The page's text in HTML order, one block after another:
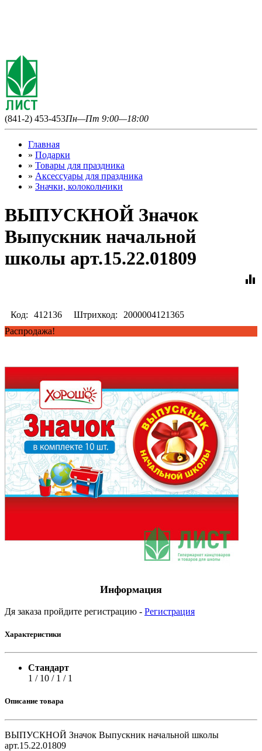
(841-2) 453-453Пн—Пт 9:00—18:00
Главная
» Подарки
» Товары для праздника
» Аксессуары для праздника
» Значки, колокольчики
ВЫПУСКНОЙ Значок
Выпускник начальной
школы арт.15.22.01809
equalizer
Код: 412136 Штрихкод:
2000004121365
Распродажа!
Информация
Дя заказа пройдите регистрацию - Регистрация
Характеристики
Стандарт
1 / 10 / 1 / 1
Описание товара
ВЫПУСКНОЙ Значок Выпускник начальной школы
арт.15.22.01809